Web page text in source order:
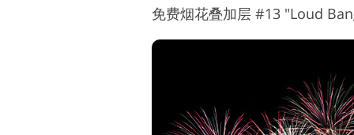
免费烟花叠加层 #13 "Loud